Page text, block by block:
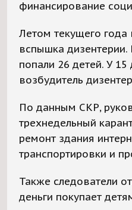
финансирование
Летом текущего
вспышка
попали 26 детей. У
возбудитель
По данным СКР,
трехнедельный
ремонт здания
транспортировки и
Также следователи
деньги покупает